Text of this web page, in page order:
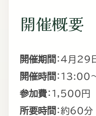
開催概要
開催期間 ：4月29
開催時間 ：13:00
参加費：1,500円
所要時間 ：約60分